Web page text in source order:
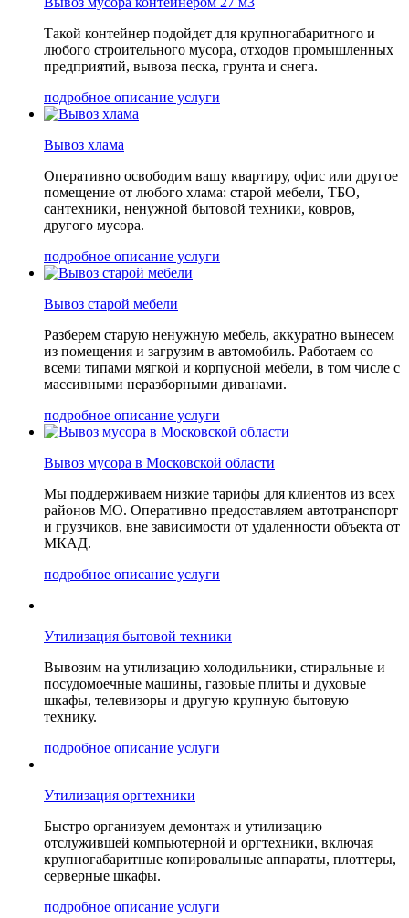
Такой контейнер подойдет для крупногабаритного и
любого строительного мусора, отходов промышленных
предприятий, вывоза песка, грунта и снега.
подробное описание услуги
Вывоз хлама
Оперативно освободим вашу квартиру, офис или другое
помещение от любого хлама: старой мебели, ТБО,
сантехники, ненужной бытовой техники, ковров,
другого мусора.
подробное описание услуги
Вывоз старой мебели
Разберем старую ненужную мебель, аккуратно вынесем
из помещения и загрузим в автомобиль. Работаем со
всеми типами мягкой и корпусной мебели, в том числе с
массивными неразборными диванами.
подробное описание услуги
Вывоз мусора в Московской области
Мы поддерживаем низкие тарифы для клиентов из всех
районов МО. Оперативно предоставляем автотранспорт
и грузчиков, вне зависимости от удаленности объекта от
МКАД.
подробное описание услуги
Утилизация бытовой техники
Вывозим на утилизацию холодильники, стиральные и
посудомоечные машины, газовые плиты и духовые
шкафы, телевизоры и другую крупную бытовую
технику.
подробное описание услуги
Утилизация оргтехники
Быстро организуем демонтаж и утилизацию
отслужившей компьютерной и оргтехники, включая
крупногабаритные копировальные аппараты, плоттеры,
серверные шкафы.
подробное описание услуги